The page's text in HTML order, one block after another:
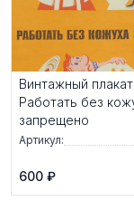
Винтажный
Работать без
запрещено
Артикул:
600 ₽